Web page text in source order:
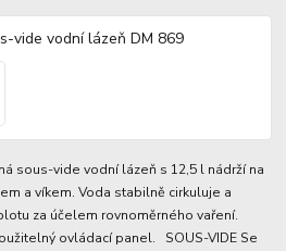
sous-vide vodní lázeň s 12,5 l nádrží na
a víkem. Voda stabilně cirkuluje a
za účelem rovnoměrného vaření.
ovládací panel. SOUS-VIDE Se